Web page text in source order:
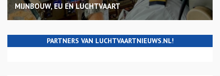
MIJNBOUW, EU EN LUCHTVAART
PARTNERS VAN LUCHTVAARTNIEUWS.NL!